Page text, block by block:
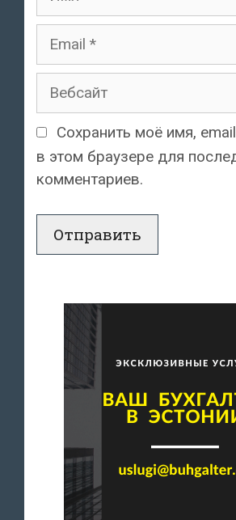
Email
Вебсайт
Сохранить моё имя,
в этом браузере для
комментариев.